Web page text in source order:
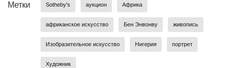
Метки Sotheby's аукцион Африка
африканское искусство Бен Энвонву живопись
Изобразительное искусство Нигерия портрет
Художник